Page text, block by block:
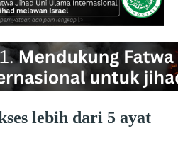
lebih dari 5 ayat